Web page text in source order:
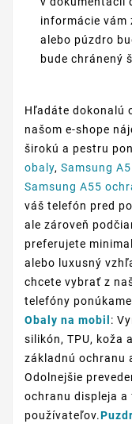
informácie vám
alebo púzdro
bude chránený
Hľadáte dokonalú
našom e-shope
širokú a pestru
obaly, Samsung
Samsung A55
váš telefón pred
ale zároveň
preferujete
alebo luxusný
chcete vybrať z
telefóny
Obaly na mobil :
silikón, TPU, koža
základnú ochranu
Odolnejšie
ochranu displeja
používateľov.